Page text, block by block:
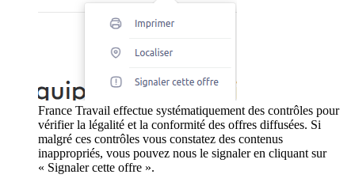
France Travail effectue systématiquement des contrôles pour
vérifier la légalité et la conformité des offres diffusées. Si
malgré ces contrôles vous constatez des contenus
inappropriés, vous pouvez nous le signaler en cliquant sur
« Signaler cette offre ».